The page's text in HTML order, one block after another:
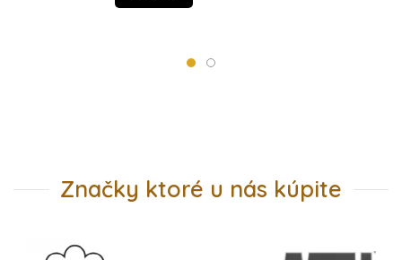
Značky ktoré u nás kúpite